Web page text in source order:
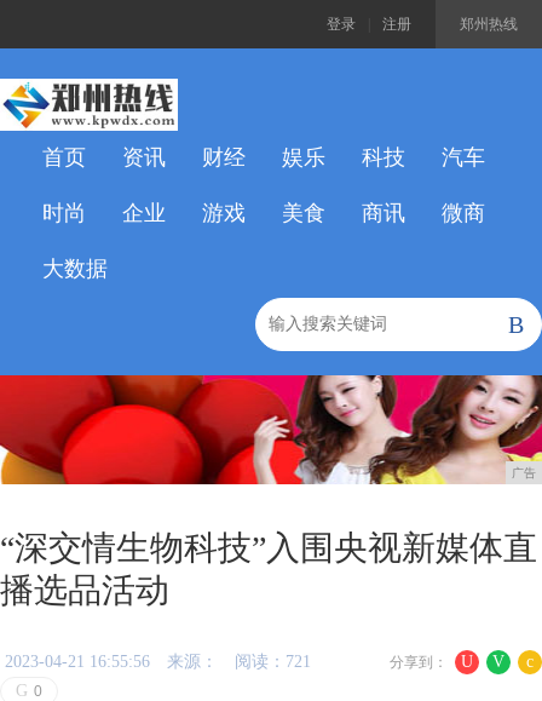
郑州热线
登录 注册
首页 资讯 财经 娱乐 科技 汽车
时尚 企业 游戏 美食 商讯 微商
大数据
B
广告
“深交情生物科技”入围央视新媒体直
播选品活动
U V c
分享到：
2023-04-21 16:55:56 来源：
阅读：721
G 0